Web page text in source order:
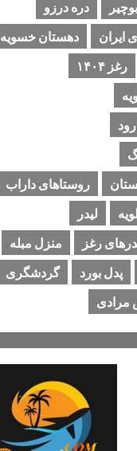
دره درزو
ایران
دهستان خسویه
رغز ۱۴۰۴
روستاهای داراب
لیدر
رغز
منزل مبله
پدل بورد
گردشگری
مرادی